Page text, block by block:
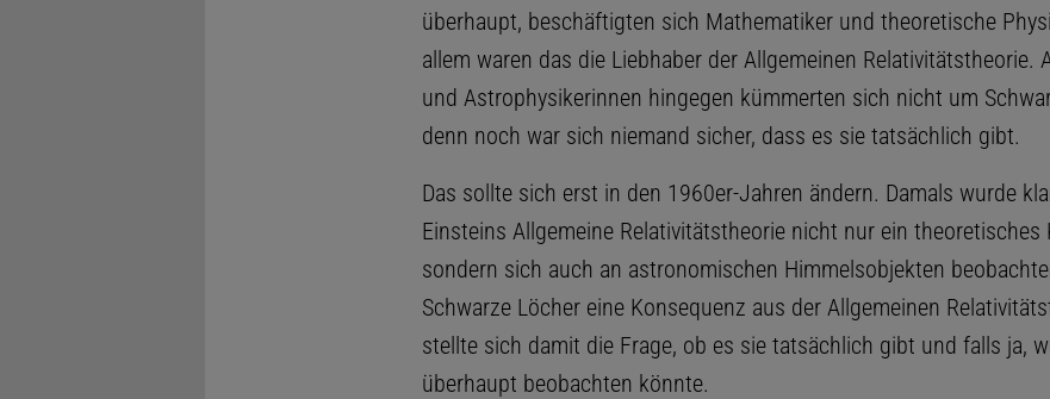
überhaupt, beschäftigten sich Mathematiker und theoretische
allem waren das die Liebhaber der Allgemeinen Relativitätstheorie.
und Astrophysikerinnen hingegen kümmerten sich nicht um
denn noch war sich niemand sicher, dass es sie tatsächlich gibt.
Das sollte sich erst in den 1960er-Jahren ändern. Damals wurde
Einsteins Allgemeine Relativitätstheorie nicht nur ein
sondern sich auch an astronomischen Himmelsobjekten
Schwarze Löcher eine Konsequenz aus der Allgemeinen
stellte sich damit die Frage, ob es sie tatsächlich gibt und falls ja,
überhaupt beobachten könnte.